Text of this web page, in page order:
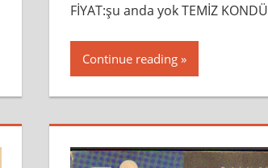
FİYAT:şu anda yok TEMİZ
Continue reading